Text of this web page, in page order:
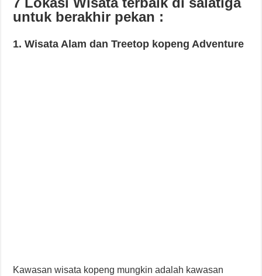
untuk berakhir pekan :
1. Wisata Alam dan Treetop kopeng Adventure
Kawasan wisata kopeng mungkin adalah kawasan